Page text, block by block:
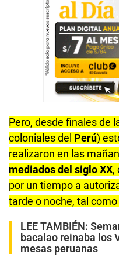
Pero, desde finales de
coloniales del Perú)
realizaron en las
mediados del siglo XX,
por un tiempo a
tarde o noche, tal
LEE TAMBIÉN:
bacalao reinaba los
mesas peruanas